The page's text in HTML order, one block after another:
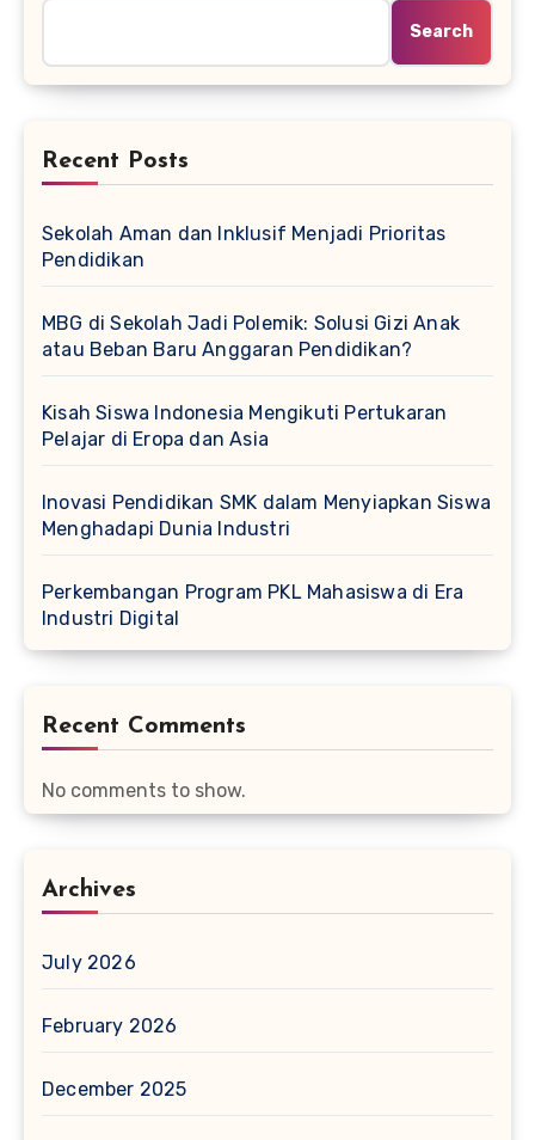
Search
Recent Posts
Sekolah Aman dan Inklusif Menjadi Prioritas
Pendidikan
MBG di Sekolah Jadi Polemik: Solusi Gizi Anak
atau Beban Baru Anggaran Pendidikan?
Kisah Siswa Indonesia Mengikuti Pertukaran
Pelajar di Eropa dan Asia
Inovasi Pendidikan SMK dalam Menyiapkan Siswa
Menghadapi Dunia Industri
Perkembangan Program PKL Mahasiswa di Era
Industri Digital
Recent Comments
No comments to show.
Archives
July 2026
February 2026
December 2025